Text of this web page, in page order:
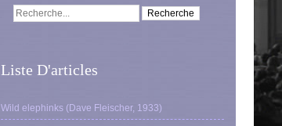
Liste D'articles
Wild elephinks (Dave Fleischer, 1933)